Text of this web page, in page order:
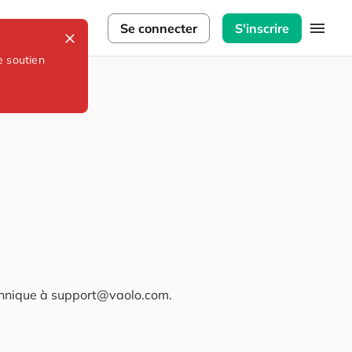
soutien
Se connecter S'inscrire
à support@vaolo.com.